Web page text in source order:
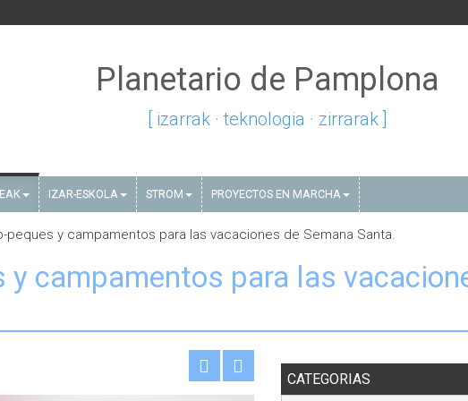
Planetario de Pamplona
[ izarrak · teknologia · zirrarak ]
IZAR-ESKOLA STROM PROYECTOS EN MARCHA
peques y campamentos para las vacaciones de Semana Santa.
y campamentos para las
CATEGORIAS